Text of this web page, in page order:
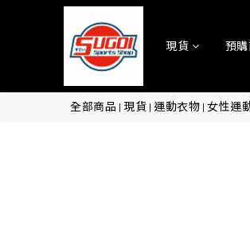
現貨 預
全部商品 | 現貨 | 運動衣物 | 女性運